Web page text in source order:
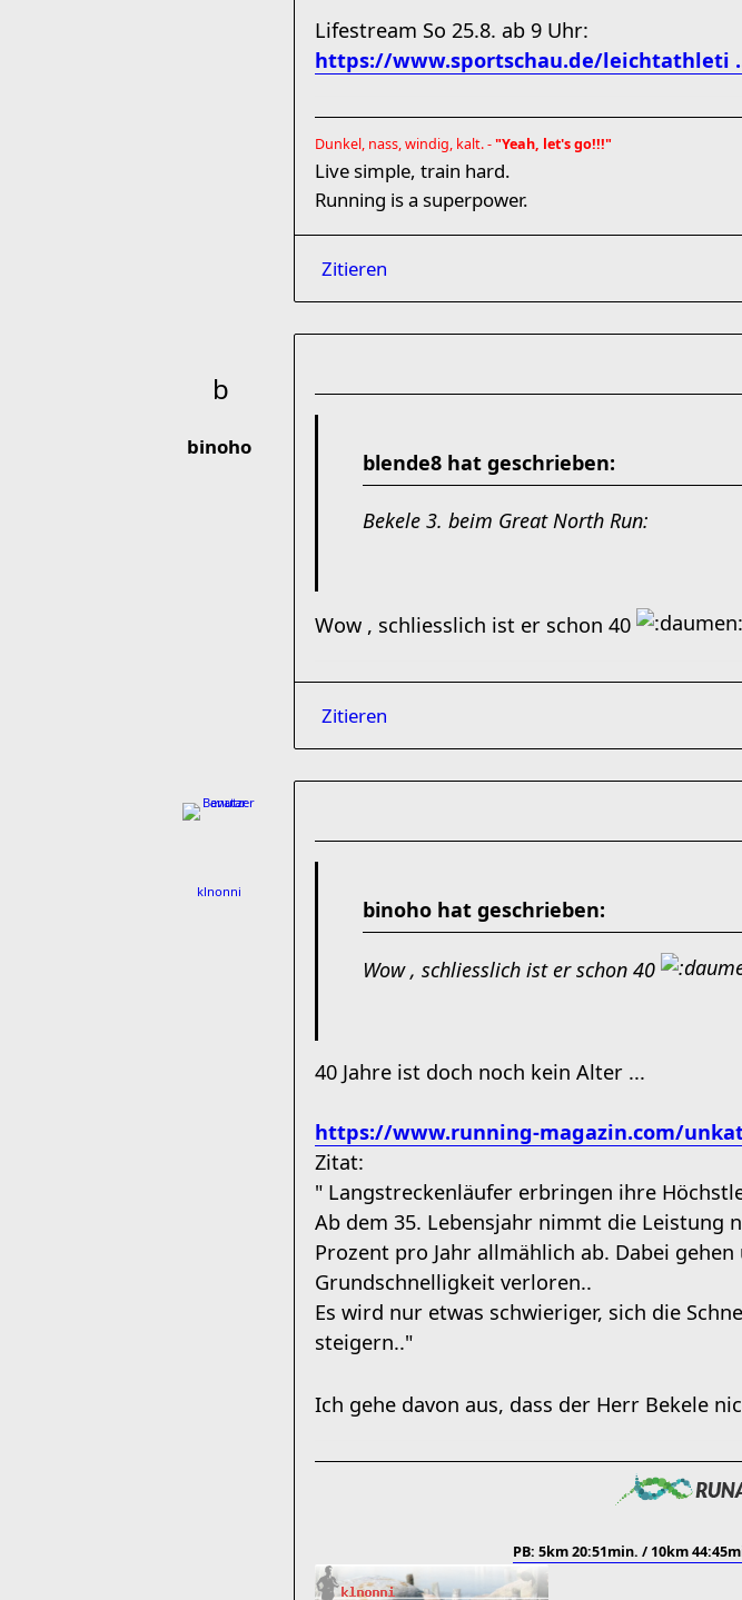
Lifestream So 25.8. ab 9 Uhr:
https://www.sportschau.de/leichtathleti
Dunkel, nass, windig, kalt. -"Yeah, let's go!!!"
Live simple, train hard.
Running is a superpower.
Zitieren
binoho
blende8 hat geschrieben:
Bekele 3. beim Great North Run:
Wow , schliesslich ist er schon 40
Zitieren
klnonni
binoho hat geschrieben:
Wow , schliesslich ist er schon 40
40 Jahre ist doch noch kein Alter ...
https://www.running-magazin.com/
Zitat:
" Langstreckenläufer erbringen ihre
Ab dem 35. Lebensjahr nimmt die Leistung
Prozent pro Jahr allmählich ab. Dabei
Grundschnelligkeit verloren..
Es wird nur etwas schwieriger, sich die
steigern.."
Ich gehe davon aus, dass der Herr Bekele
PB: 5km 20:51min. / 10km